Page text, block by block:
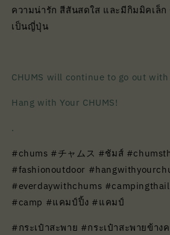
ความน่ารัก สีสันสดใส และมีกิมมิคเล็
เป็นญี่ปุ่น
CHUMS will continue to go out with
Hang with Your CHUMS!
.
#chums #チャムス #ชัมส์
#fashionoutdoor
#everdaywithchums
#camp #แคมป์ปิ้ง #แคมป์
#กระเป๋าสะพาย #กระเป๋าสะพายข้าง